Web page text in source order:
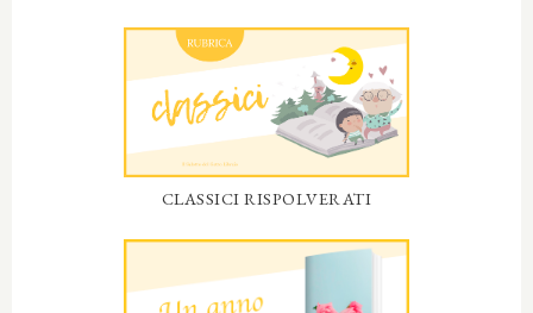
CLASSICI RISPOLVERATI